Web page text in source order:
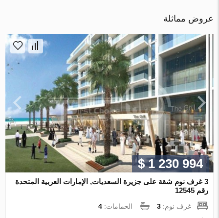
عروض مماثلة
$ 1 230 994
3 غرف نوم شقة على جزيرة السعديات, الإمارات العربية المتحدة
رقم 12545
غرف نوم:3 الحمامات:4